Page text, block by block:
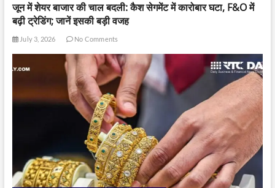
जून में शेयर बाजार की चाल बदली: कैश सेगमेंट में कारोबार घटा, F&O में
बढ़ी ट्रेडिंग; जानें इसकी बड़ी वजह
July 3, 2026 No Comments